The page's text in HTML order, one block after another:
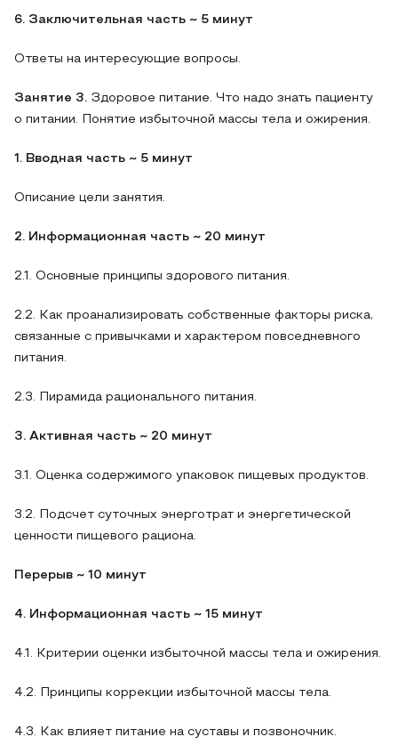
6. Заключительная часть ~ 5 минут
Ответы на интересующие вопросы.
Занятие 3. Здоровое питание. Что надо знать пациенту
о питании. Понятие избыточной массы тела и ожирения.
1. Вводная часть ~ 5 минут
Описание цели занятия.
2. Информационная часть ~ 20 минут
2.1. Основные принципы здорового питания.
2.2. Как проанализировать собственные факторы риска,
связанные с привычками и характером повседневного
питания.
2.3. Пирамида рационального питания.
3. Активная часть ~ 20 минут
3.1. Оценка содержимого упаковок пищевых продуктов.
3.2. Подсчет суточных энерготрат и энергетической
ценности пищевого рациона.
Перерыв ~ 10 минут
4. Информационная часть ~ 15 минут
4.1. Критерии оценки избыточной массы тела и ожирения.
4.2. Принципы коррекции избыточной массы тела.
4.3. Как влияет питание на суставы и позвоночник.